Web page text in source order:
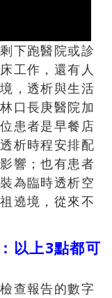
下跑醫院或診
工作，還有人
，透析與生活
口長庚醫院加
患者是早餐店
析時程安排配
響；也有患者
為臨時透析空
遶境，從來不
以上3點都可
查報告的數字